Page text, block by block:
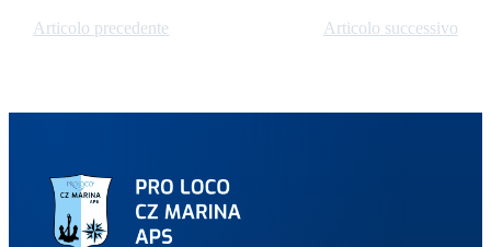
Articolo precedente Articolo successivo